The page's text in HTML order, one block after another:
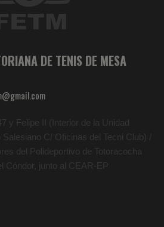
DE TENIS DE MESA
y Felipe II (Interior de la Unidad
C/ Oficinas del Tecni Club) /
del Polideportivo de Totoracocha
Cóndor, junto al CEAR-EP